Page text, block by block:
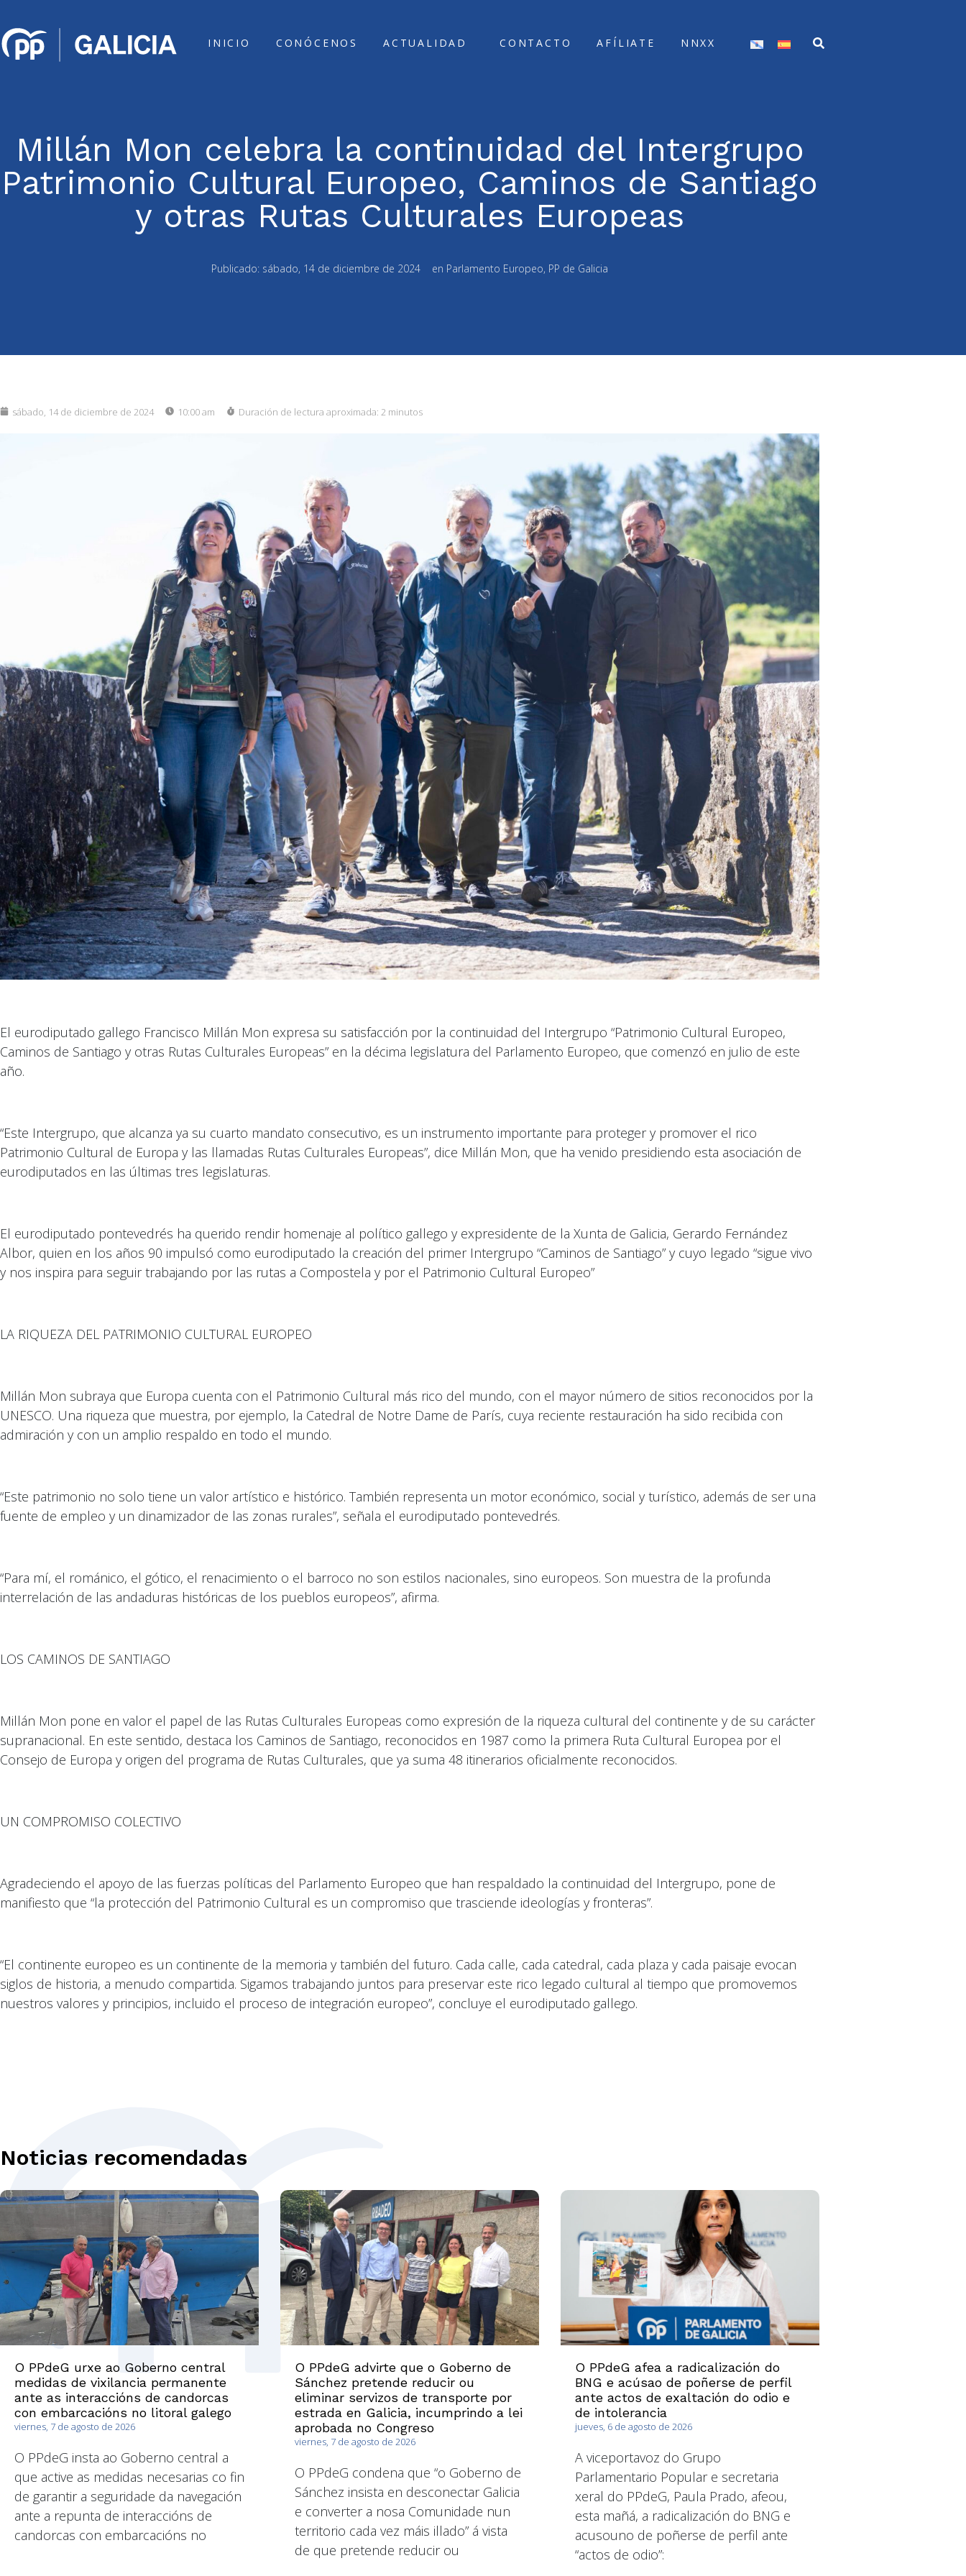
INICIO CONÓCENOS ACTUALIDAD CONTACTO AFÍLIATE NNXX
Millán Mon celebra la continuidad del Intergrupo
Patrimonio Cultural Europeo, Caminos de Santiago
y otras Rutas Culturales Europeas
Publicado: sábado, 14 de diciembre de 2024 en Parlamento Europeo, PP de Galicia
sábado, 14 de diciembre de 2024 10:00 am Duración de lectura aproximada: 2 minutos
El eurodiputado gallego Francisco Millán Mon expresa su satisfacción por la continuidad del Intergrupo “Patrimonio Cultural Europeo,
Caminos de Santiago y otras Rutas Culturales Europeas” en la décima legislatura del Parlamento Europeo, que comenzó en julio de este
año.
“Este Intergrupo, que alcanza ya su cuarto mandato consecutivo, es un instrumento importante para proteger y promover el rico
Patrimonio Cultural de Europa y las llamadas Rutas Culturales Europeas”, dice Millán Mon, que ha venido presidiendo esta asociación de
eurodiputados en las últimas tres legislaturas.
El eurodiputado pontevedrés ha querido rendir homenaje al político gallego y expresidente de la Xunta de Galicia, Gerardo Fernández
Albor, quien en los años 90 impulsó como eurodiputado la creación del primer Intergrupo “Caminos de Santiago” y cuyo legado “sigue vivo
y nos inspira para seguir trabajando por las rutas a Compostela y por el Patrimonio Cultural Europeo”
LA RIQUEZA DEL PATRIMONIO CULTURAL EUROPEO
Millán Mon subraya que Europa cuenta con el Patrimonio Cultural más rico del mundo, con el mayor número de sitios reconocidos por la
UNESCO. Una riqueza que muestra, por ejemplo, la Catedral de Notre Dame de París, cuya reciente restauración ha sido recibida con
admiración y con un amplio respaldo en todo el mundo.
“Este patrimonio no solo tiene un valor artístico e histórico. También representa un motor económico, social y turístico, además de ser una
fuente de empleo y un dinamizador de las zonas rurales”, señala el eurodiputado pontevedrés.
“Para mí, el románico, el gótico, el renacimiento o el barroco no son estilos nacionales, sino europeos. Son muestra de la profunda
interrelación de las andaduras históricas de los pueblos europeos”, afirma.
LOS CAMINOS DE SANTIAGO
Millán Mon pone en valor el papel de las Rutas Culturales Europeas como expresión de la riqueza cultural del continente y de su carácter
supranacional. En este sentido, destaca los Caminos de Santiago, reconocidos en 1987 como la primera Ruta Cultural Europea por el
Consejo de Europa y origen del programa de Rutas Culturales, que ya suma 48 itinerarios oficialmente reconocidos.
UN COMPROMISO COLECTIVO
Agradeciendo el apoyo de las fuerzas políticas del Parlamento Europeo que han respaldado la continuidad del Intergrupo, pone de
manifiesto que “la protección del Patrimonio Cultural es un compromiso que trasciende ideologías y fronteras”.
“El continente europeo es un continente de la memoria y también del futuro. Cada calle, cada catedral, cada plaza y cada paisaje evocan
siglos de historia, a menudo compartida. Sigamos trabajando juntos para preservar este rico legado cultural al tiempo que promovemos
nuestros valores y principios, incluido el proceso de integración europeo”, concluye el eurodiputado gallego.
Noticias recomendadas
O PPdeG urxe ao Goberno central
medidas de vixilancia permanente
ante as interaccións de candorcas
con embarcacións no litoral galego
viernes, 7 de agosto de 2026
O PPdeG insta ao Goberno central a
que active as medidas necesarias co fin
de garantir a seguridade da navegación
ante a repunta de interaccións de
candorcas con embarcacións no
O PPdeG advirte que o Goberno de
Sánchez pretende reducir ou
eliminar servizos de transporte por
estrada en Galicia, incumprindo a lei
aprobada no Congreso
viernes, 7 de agosto de 2026
O PPdeG condena que “o Goberno de
Sánchez insista en desconectar Galicia
e converter a nosa Comunidade nun
territorio cada vez máis illado” á vista
de que pretende reducir ou
O PPdeG afea a radicalización do
BNG e acúsao de poñerse de perfil
ante actos de exaltación do odio e
de intolerancia
jueves, 6 de agosto de 2026
A viceportavoz do Grupo
Parlamentario Popular e secretaria
xeral do PPdeG, Paula Prado, afeou,
esta mañá, a radicalización do BNG e
acusouno de poñerse de perfil ante
“actos de odio”: